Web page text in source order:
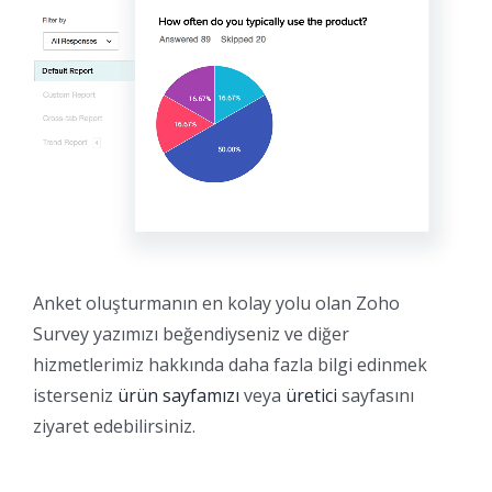
Anket oluşturmanın en kolay yolu olan Zoho
Survey yazımızı beğendiyseniz ve diğer
hizmetlerimiz hakkında daha fazla bilgi edinmek
isterseniz ürün sayfamızı veya üretici sayfasını
ziyaret edebilirsiniz.